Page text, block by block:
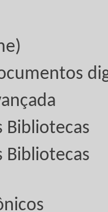
Bibliotecas
Bibliotecas